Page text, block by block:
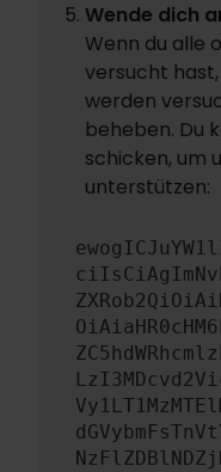
Wende dich
Wenn du alle
versucht
werden
beheben. Du
schicken, um
unterstützen: